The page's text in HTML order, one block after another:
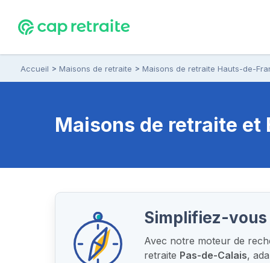
Accueil Maisons de retraite Maisons de retraite Hauts-de-
Maisons de retraite et
Simplifiez-vous
Avec notre moteur de
retraite Pas-de-Calais,